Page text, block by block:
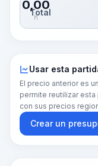
0,00
h
Total
Usar esta
El precio anterior es
permite reutilizar
con sus precios
Crear un